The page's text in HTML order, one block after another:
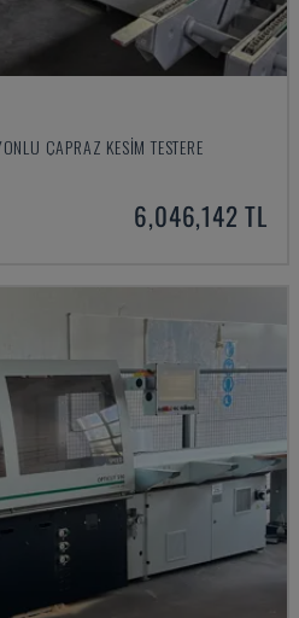
ÇAPRAZ KESIM TESTERE
6,046,142 TL